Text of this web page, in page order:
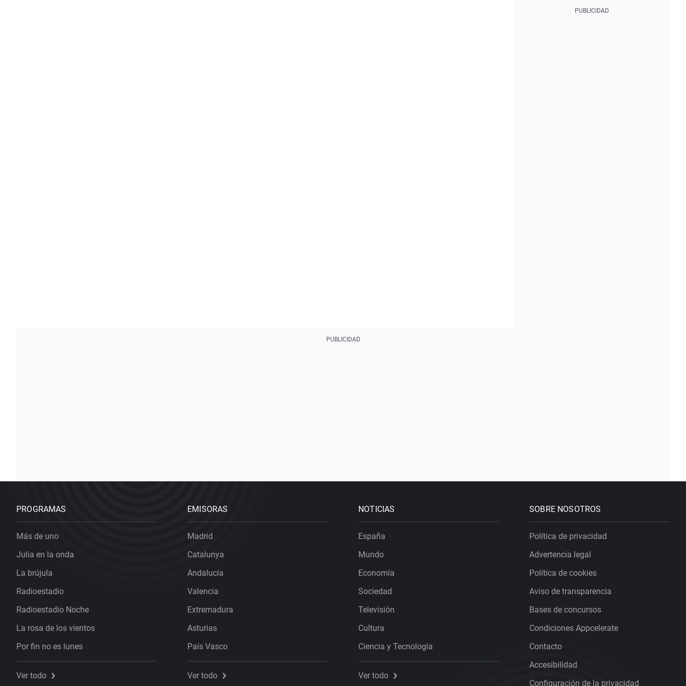
PROGRAMAS
Más de uno
Julia en la onda
La brújula
Radioestadio
Radioestadio Noche
La rosa de los vientos
Por fin no es lunes
Ver todo
EMISORAS
Madrid
Catalunya
Andalucía
Valencia
Extremadura
Asturias
País Vasco
Ver todo
NOTICIAS
España
Mundo
Economía
Sociedad
Televisión
Cultura
Ciencia y Tecnología
Ver todo
SOBRE NOSOTROS
Política de privacidad
Advertencia legal
Política de cookies
Aviso de transparencia
Bases de concursos
Condiciones Appcelerate
Contacto
Accesibilidad
Configuración de la privacidad